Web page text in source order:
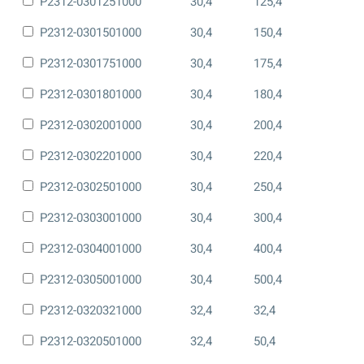
P2312-0301501000
30,4
150,4
P2312-0301751000
30,4
175,4
P2312-0301801000
30,4
180,4
P2312-0302001000
30,4
200,4
P2312-0302201000
30,4
220,4
P2312-0302501000
30,4
250,4
P2312-0303001000
30,4
300,4
P2312-0304001000
30,4
400,4
P2312-0305001000
30,4
500,4
P2312-0320321000
32,4
32,4
P2312-0320501000
32,4
50,4